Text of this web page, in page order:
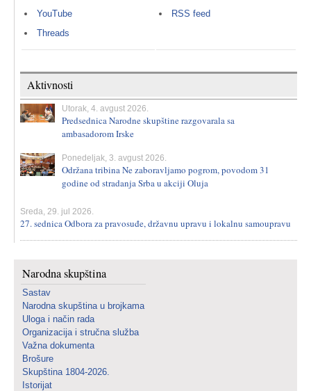
YouTube
Threads
RSS feed
Aktivnosti
Utorak, 4. avgust 2026.
Predsednica Narodne skupštine razgovarala sa
ambasadorom Irske
Ponedeljak, 3. avgust 2026.
Održana tribina Ne zaboravljamo pogrom, povodom 31
godine od stradanja Srba u akciji Oluja
Sreda, 29. jul 2026.
27. sednica Odbora za pravosuđe, državnu upravu i lokalnu samoupravu
Narodna skupština
Sastav
Narodna skupština u brojkama
Uloga i način rada
Organizacija i stručna služba
Važna dokumenta
Brošure
Skupština 1804-2026.
Istorijat